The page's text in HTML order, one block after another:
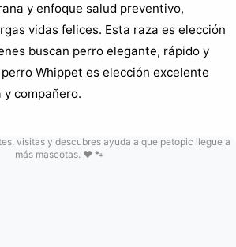
y enfoque salud preventivo,
vidas felices. Esta raza es elección
buscan perro elegante, rápido y
Whippet es elección excelente
compañero.
visitas y descubres ayuda a que petopic llegue a
más mascotas. ❤️ 🐾